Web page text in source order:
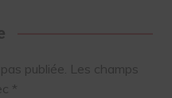
publiée. Les champs
*